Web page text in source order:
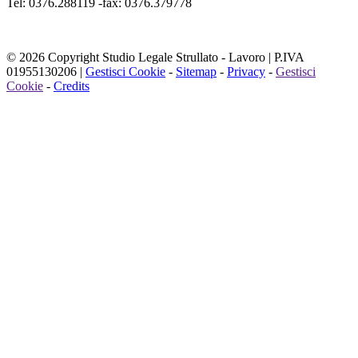
Tel: 0376.288119 -fax: 0376.379778
© 2026 Copyright Studio Legale Strullato - Lavoro | P.IVA
01955130206 | Gestisci Cookie - Sitemap - Privacy - Gestisci
Cookie - Credits